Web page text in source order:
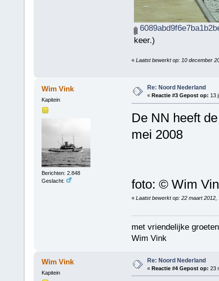
keer.)
« Laatst bewerkt op: 10 december
Wim Vink
Kapitein
Berichten: 2.848
Geslacht:
Re: Noord Nederland
« Reactie #3 Gepost op: 13
De NN heeft
mei 2008
foto: © Wim
« Laatst bewerkt op: 22 maart 2012,
met vriendelijke
Wim Vink
Wim Vink
Kapitein
Re: Noord Nederland
« Reactie #4 Gepost op: 23